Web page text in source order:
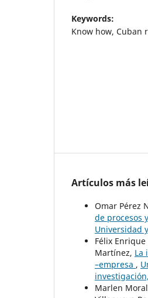
Keywords:
Know how, Cuban
Artículos más
Omar Pérez
de procesos
Universidad
Félix
Martínez, La
–empresa ,
Marlen